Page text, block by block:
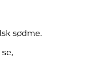
sødme.